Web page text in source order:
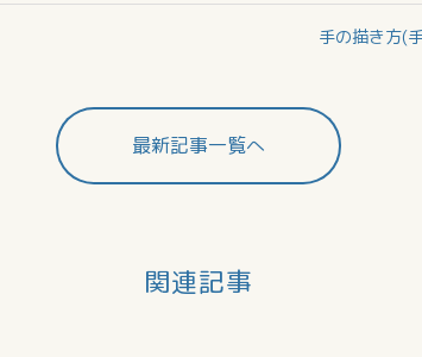
手の描き方(
最新記事一覧へ
関連記事